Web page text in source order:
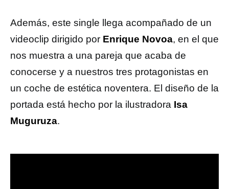
Además, este single llega acompañado de un
videoclip dirigido por Enrique Novoa, en el que
nos muestra a una pareja que acaba de
conocerse y a nuestros tres protagonistas en
un coche de estética noventera. El diseño de la
portada está hecho por la ilustradora Isa
Muguruza.